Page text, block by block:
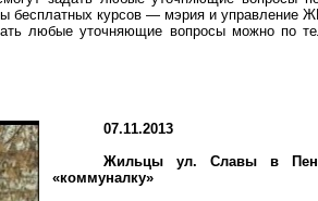
бесплатных курсов — мэрия и управление
любые уточняющие вопросы можно по
07.11.2013
Жильцы ул. Славы в
«коммуналку»